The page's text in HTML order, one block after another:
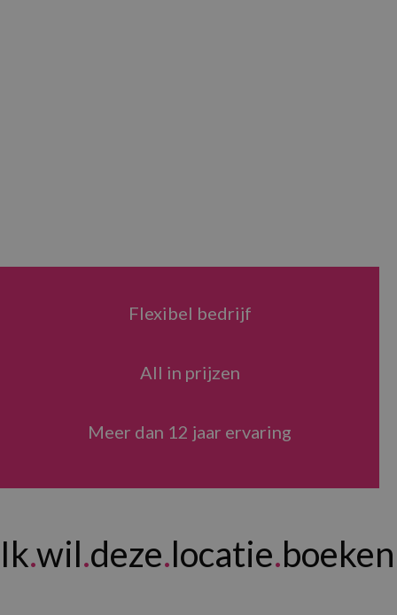
Flexibel bedrijf
All in prijzen
Meer dan 12 jaar ervaring
Ik.wil.deze.locatie.boeken